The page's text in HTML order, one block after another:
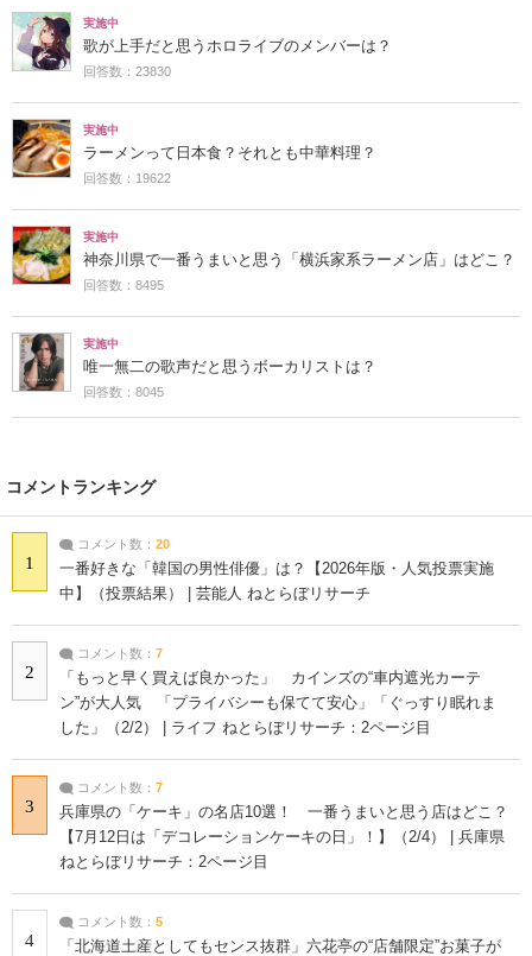
実施中
歌が上手だと思うホロライブのメンバーは？
回答数：23830
実施中
ラーメンって日本食？それとも中華料理？
回答数：19622
実施中
神奈川県で一番うまいと思う「横浜家系ラーメン店」はどこ？
回答数：8495
実施中
唯一無二の歌声だと思うボーカリストは？
回答数：8045
コメントランキング
1
コメント数： 20
一番好きな「韓国の男性俳優」は？【2026年版・人気投票実施
中】（投票結果） | 芸能人 ねとらぼリサーチ
2
コメント数： 7
「もっと早く買えば良かった」 カインズの“車内遮光カーテ
ン”が大人気 「プライバシーも保てて安心」「ぐっすり眠れま
した」（2/2） | ライフ ねとらぼリサーチ：2ページ目
3
コメント数： 7
兵庫県の「ケーキ」の名店10選！ 一番うまいと思う店はどこ？
【7月12日は「デコレーションケーキの日」！】（2/4） | 兵庫県
ねとらぼリサーチ：2ページ目
4
コメント数： 5
「北海道土産としてもセンス抜群」六花亭の“店舗限定”お菓子が